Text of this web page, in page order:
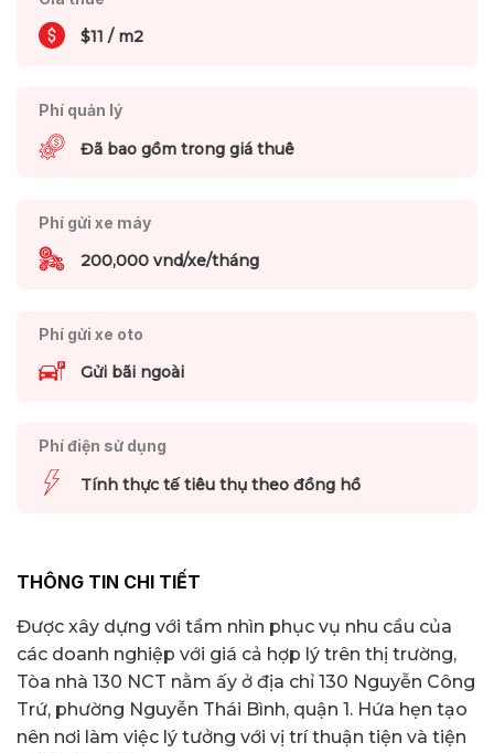
$11 / m2
Phí quản lý
Đã bao gồm trong giá thuê
Phí gửi xe máy
200,000 vnd/xe/tháng
Phí gửi xe oto
Gửi bãi ngoài
Phí điện sử dụng
Tính thực tế tiêu thụ theo đồng hồ
THÔNG TIN CHI TIẾT
Được xây dựng với tầm nhìn phục vụ nhu cầu của
các doanh nghiệp với giá cả hợp lý trên thị trường,
Tòa nhà 130 NCT nằm ấy ở địa chỉ 130 Nguyễn Công
Trứ, phường Nguyễn Thái Bình, quận 1. Hứa hẹn tạo
nên nơi làm việc lý tưởng với vị trí thuận tiện và tiện